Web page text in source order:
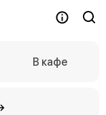
В кафе